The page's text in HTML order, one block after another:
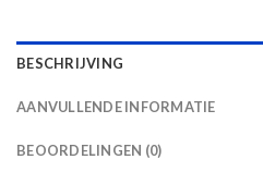
BESCHRIJVING
AANVULLENDE INFORMATIE
BEOORDELINGEN (0)